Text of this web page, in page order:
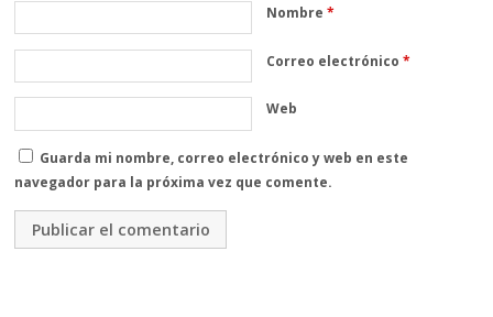
Nombre*
Correo electrónico*
Web
Guarda mi nombre, correo electrónico y web en este
navegador para la próxima vez que comente.